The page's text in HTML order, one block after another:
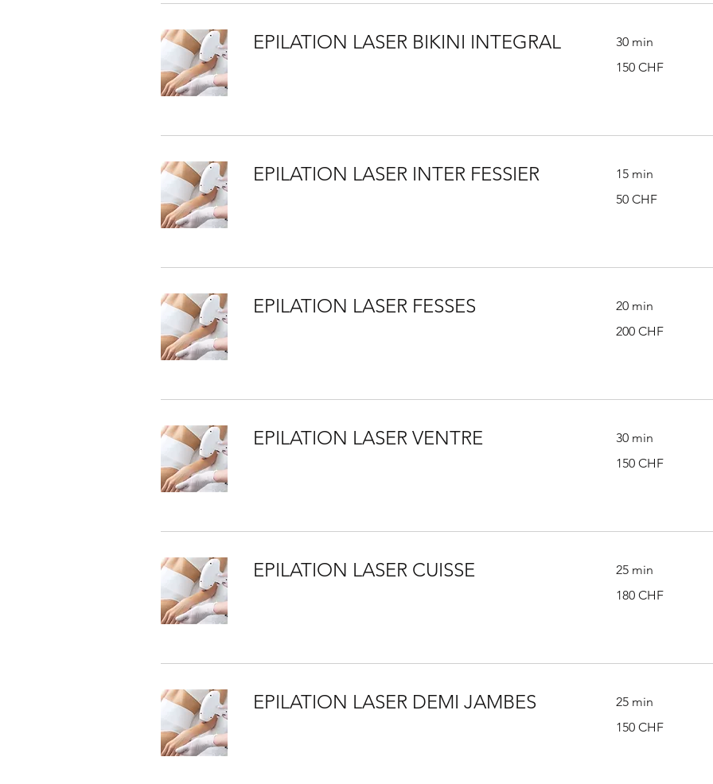
EPILATION LASER BIKINI INTEGRAL 30 min
francs
150 CHF
EPILATION LASER INTER FESSIER 15 min
francs
50 CHF
EPILATION LASER FESSES 20 min
francs
200 CHF
EPILATION LASER VENTRE 30 min
francs
150 CHF
EPILATION LASER CUISSE 25 min
francs
180 CHF
EPILATION LASER DEMI JAMBES 25 min
francs
150 CHF